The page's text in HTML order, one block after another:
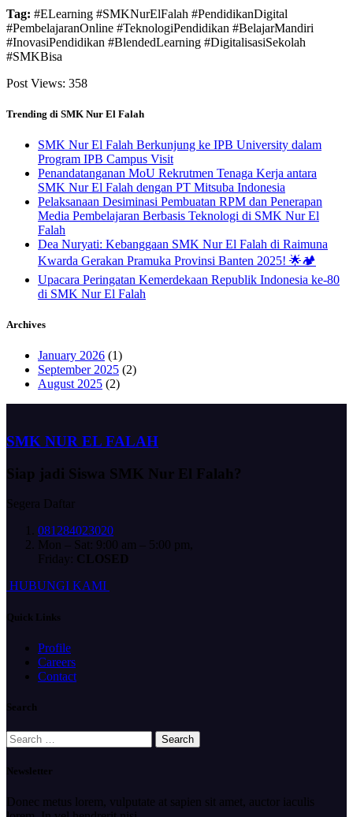
Tag: #ELearning #SMKNurElFalah #PendidikanDigital
#PembelajaranOnline #TeknologiPendidikan #BelajarMandiri
#InovasiPendidikan #BlendedLearning #DigitalisasiSekolah
#SMKBisa
Post Views: 358
Trending di SMK Nur El Falah
SMK Nur El Falah Berkunjung ke IPB University dalam
Program IPB Campus Visit
Penandatanganan MoU Rekrutmen Tenaga Kerja antara
SMK Nur El Falah dengan PT Mitsuba Indonesia
Pelaksanaan Desiminasi Pembuatan RPM dan Penerapan
Media Pembelajaran Berbasis Teknologi di SMK Nur El
Falah
Dea Nuryati: Kebanggaan SMK Nur El Falah di Raimuna
Kwarda Gerakan Pramuka Provinsi Banten 2025! 🌟🏕️
Upacara Peringatan Kemerdekaan Republik Indonesia ke-80
di SMK Nur El Falah
Archives
January 2026 (1)
September 2025 (2)
August 2025 (2)
SMK NUR EL FALAH
Siap jadi Siswa SMK Nur El Falah?
Segera Daftar
081284023020
Mon – Sat: 9:00 am – 5:00 pm,
Friday: CLOSED
HUBUNGI KAMI
Quick Links
Profile
Careers
Contact
Search
Search
for:
Newsletter
Donec metus lorem, vulputate at sapien sit amet, auctor iaculis